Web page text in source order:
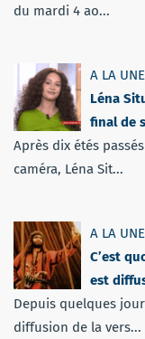
du mardi 4 ao...
A LA UNE
Léna
final de
Après dix étés
caméra, Léna Sit...
A LA UNE
C’est
est
Depuis quelques
diffusion de la vers...